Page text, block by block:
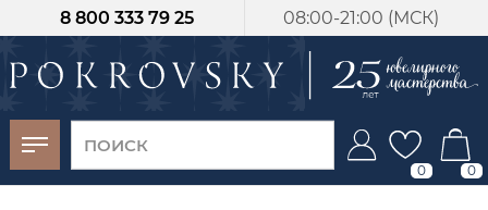
08:00-21:00 (МСК)
8 800 333 79 25
0 0
-30%
от 15 дней с
момента оплаты